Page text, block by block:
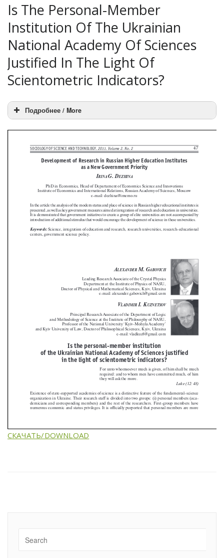
Is The Personal-Member
Institution Of The Ukrainian
National Academy Of Sciences
Justified In The Light Of
Scientometric Indicators?
Подробнее / More
СКАЧАТЬ/DOWNLOAD